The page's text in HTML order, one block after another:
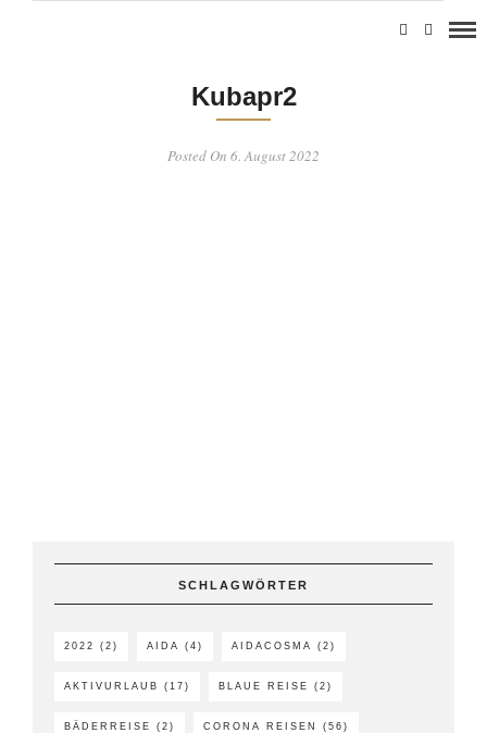
Kubapr2
Posted On 6. August 2022
SCHLAGWÖRTER
2022 (2) AIDA (4) AIDACOSMA (2)
AKTIVURLAUB (17) BLAUE REISE (2)
BÄDERREISE (2) CORONA REISEN (56)